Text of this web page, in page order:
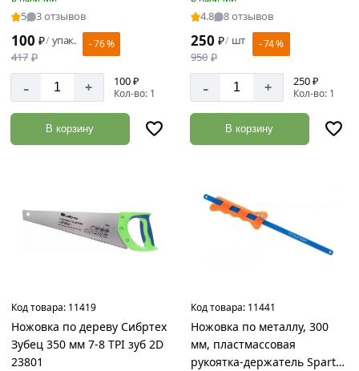
Оранжевый
Серебристый
Серый/
Синий
Черный
/
черный/
оранжевый
Германия
Китай
Россия
5 3 отзывов
100 ₽/ упак.
417 ₽
- 76 %
- + 100 ₽
Кол-во: 1
В корзину
4.8 8 отзывов
250 ₽/ шт
950 ₽
- 74 %
- + 250 ₽
Кол-во: 1
В корзину
Код товара: 11419
Ножовка по дереву Сибртех
Зубец 350 мм 7-8 TPI зуб 2D
23801
Код товара: 11441
Ножовка по металлу, 300
мм, пластмассовая
рукоятка-держатель Sparta